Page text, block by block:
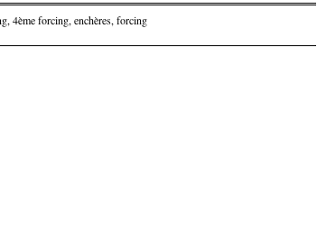
, 4ème forcing, enchères, forcing